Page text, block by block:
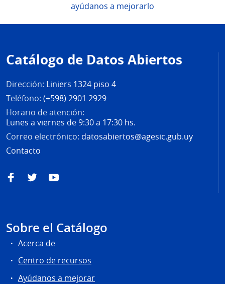
ayúdanos a mejorarlo
de
página
Catálogo de Datos Abiertos
Dirección: Liniers 1324 piso 4
Teléfono: (+598) 2901 2929
Horario de atención:
Lunes a viernes de 9:30 a 17:30 hs.
Correo electrónico: datosabiertos@agesic.gub.uy
Contacto
FacebookTwitterYouTube
Sobre el Catálogo
Acerca de
Centro de recursos
Ayúdanos a mejorar